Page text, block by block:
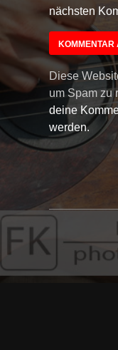
nächsten
Diese
um Spam zu
deine
werden.